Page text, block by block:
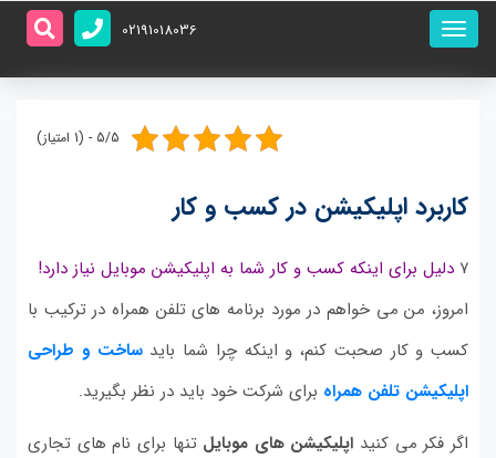
منو
اصلی
02191018036
5/5 - (1 امتیاز)
کاربرد اپلیکیشن در کسب و کار
۷ دلیل برای اینکه کسب و کار شما به اپلیکیشن موبایل نیاز دارد!
امروز، من می خواهم در مورد برنامه های تلفن همراه در ترکیب با
کسب و کار صحبت کنم، و اینکه چرا شما بایدساخت و طراحی
اپلیکیشن تلفن همراه برای شرکت خود باید در نظر بگیرید.
اگر فکر می کنید اپلیکیشن های موبایل تنها برای نام های تجاری